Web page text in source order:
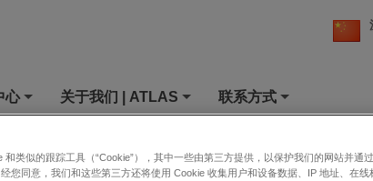
心 关于我们 | ATLAS 联系方式
和类似的跟踪工具（“Cookie”），其中一些由第三方提供，以保护我们的网站并通
您同意，我们和这些第三方还将使用 Cookie 收集用户和设备数据、IP 地址、在线